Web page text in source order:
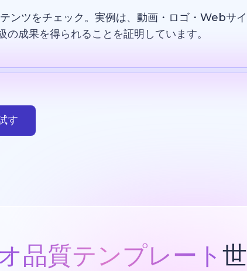
ンツをチェック。実例は、動画・ロゴ・Webサイ
成果を得られることを証明しています。
す
品質テンプレート 世